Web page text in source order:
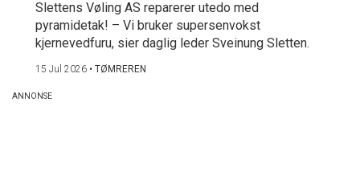
Slettens Vøling AS reparerer utedo med
pyramidetak! – Vi bruker supersenvokst
kjernevedfuru, sier daglig leder Sveinung Sletten.
15 Jul 2026 • TØMREREN